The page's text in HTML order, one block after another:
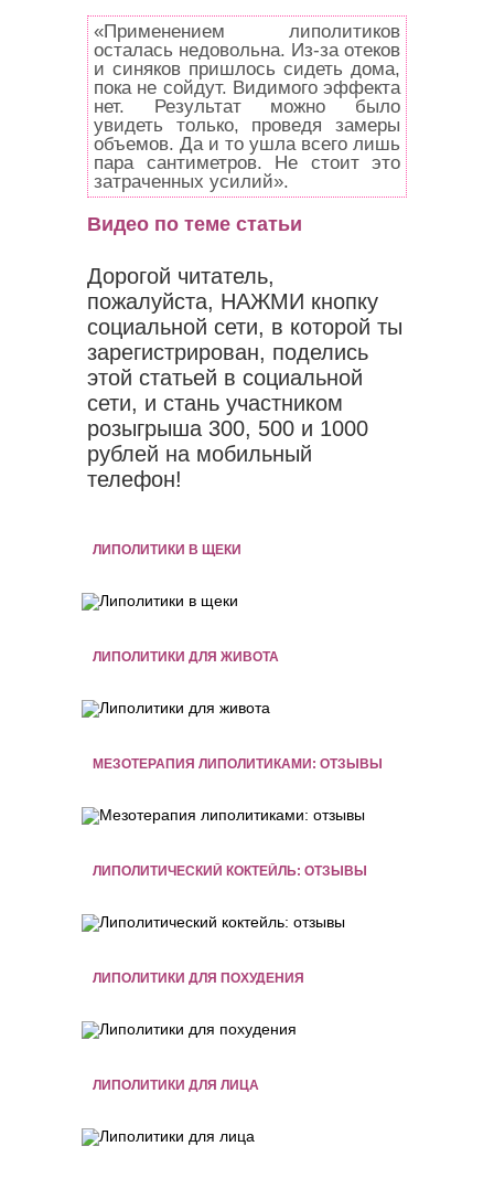
«Применением липолитиков
осталась недовольна. Из-за отеков
и синяков пришлось сидеть дома,
пока не сойдут. Видимого эффекта
нет. Результат можно было
увидеть только, проведя замеры
объемов. Да и то ушла всего лишь
пара сантиметров. Не стоит это
затраченных усилий».
Видео по теме статьи
Дорогой читатель,
пожалуйста, НАЖМИ кнопку
социальной сети, в которой ты
зарегистрирован, поделись
этой статьей в социальной
сети, и стань участником
розыгрыша 300, 500 и 1000
рублей на мобильный
телефон!
ЛИПОЛИТИКИ В ЩЕКИ
ЛИПОЛИТИКИ ДЛЯ ЖИВОТА
МЕЗОТЕРАПИЯ ЛИПОЛИТИКАМИ: ОТЗЫВЫ
ЛИПОЛИТИЧЕСКИЙ КОКТЕЙЛЬ: ОТЗЫВЫ
ЛИПОЛИТИКИ ДЛЯ ПОХУДЕНИЯ
ЛИПОЛИТИКИ ДЛЯ ЛИЦА